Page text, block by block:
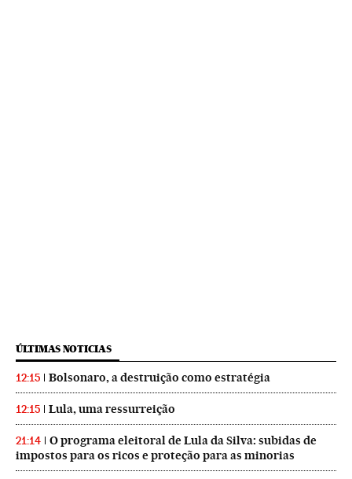
ÚLTIMAS NOTICIAS
12:15 Bolsonaro, a destruição como estratégia
12:15 Lula, uma ressurreição
21:14
O programa eleitoral de Lula da Silva: subidas de
impostos para os ricos e proteção para as minorias